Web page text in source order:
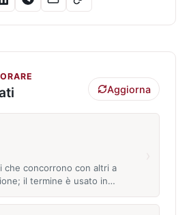
Aggiorna
che concorrono con altri a
il termine è usato in…